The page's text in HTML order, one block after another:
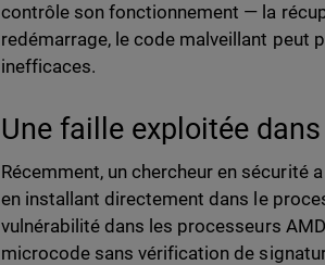
contrôle son fonctionnement — la
redémarrage, le code malveillant peut
inefficaces.
Une faille exploitée
Récemment, un chercheur en sécurité
en installant directement dans le
vulnérabilité dans les processeurs
microcode sans vérification de